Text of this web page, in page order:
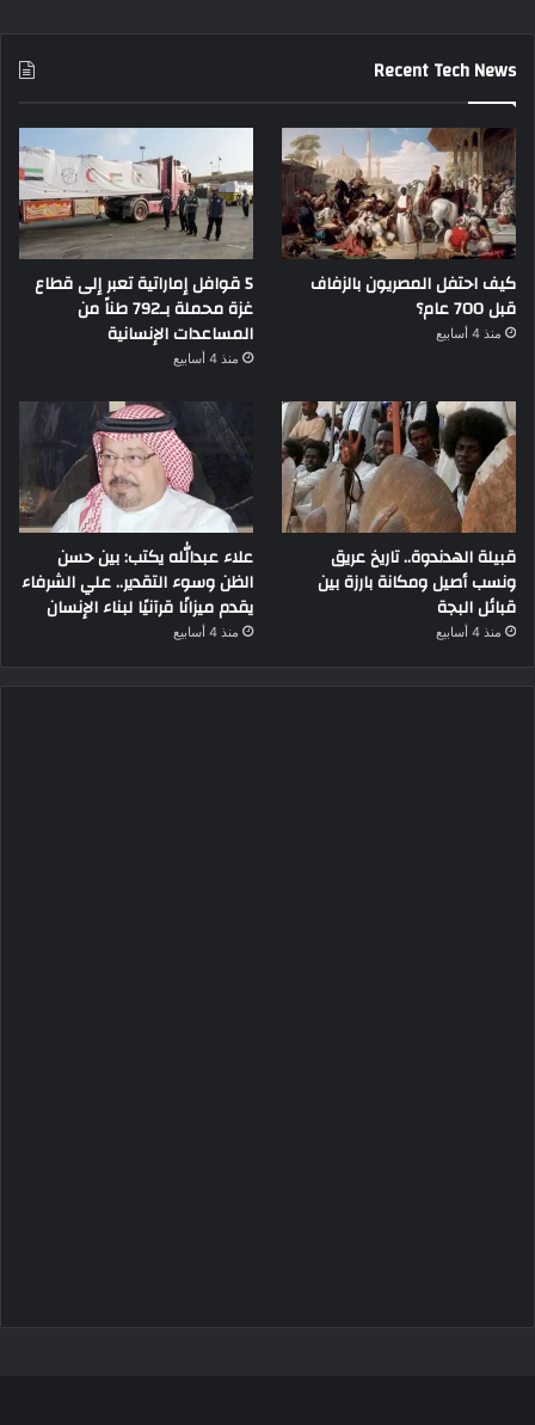
Recent Tech News
كيف احتفل المصريون بالزفاف
قبل 700 عام؟
منذ 4 أسابيع
5 قوافل إماراتية تعبر إلى قطاع
غزة محملة بـ792 طناً من
المساعدات الإنسانية
منذ 4 أسابيع
قبيلة الهدندوة.. تاريخ عريق
ونسب أصيل ومكانة بارزة بين
قبائل البجة
منذ 4 أسابيع
علاء عبدالله يكتب: بين حسن
الظن وسوء التقدير.. علي الشرفاء
يقدم ميزانًا قرآنيًا لبناء الإنسان
منذ 4 أسابيع